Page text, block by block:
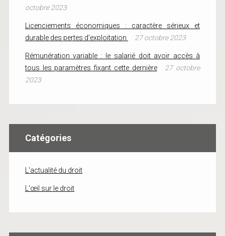
octobre 2023
Licenciements économiques : caractère sérieux et
durable des pertes d’exploitation
27 octobre 2023
Rémunération variable : le salarié doit avoir accès à
tous les paramètres fixant cette dernière
27 octobre
2023
Catégories
L'actualité du droit
L'œil sur le droit